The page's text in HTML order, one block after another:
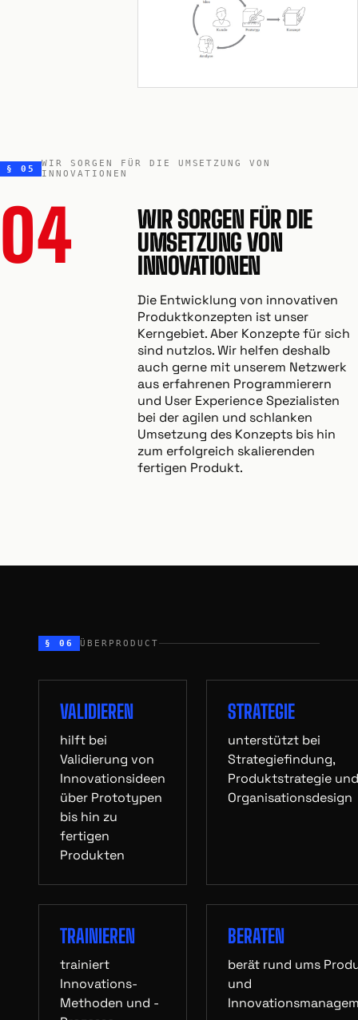
§ 05
WIR SORGEN FÜR DIE UMSETZUNG VON
INNOVATIONEN
04
WIR SORGEN FÜR DIE
UMSETZUNG VON
INNOVATIONEN
Die Entwicklung von innovativen
Produktkonzepten ist unser
Kerngebiet. Aber Konzepte für sich
sind nutzlos. Wir helfen deshalb
auch gerne mit unserem Netzwerk
aus erfahrenen Programmierern
und User Experience Spezialisten
bei der agilen und schlanken
Umsetzung des Konzepts bis hin
zum erfolgreich skalierenden
fertigen Produkt.
§ 06 ÜBERPRODUCT
VALIDIEREN
hilft bei
Validierung von
Innovationsideen
über Prototypen
bis hin zu
fertigen
Produkten
STRATEGIE
unterstützt bei
Strategiefindung,
Produktstrategie und
Organisationsdesign
TRAINIEREN
trainiert
Innovations-
Methoden und -
BERATEN
berät rund ums
und